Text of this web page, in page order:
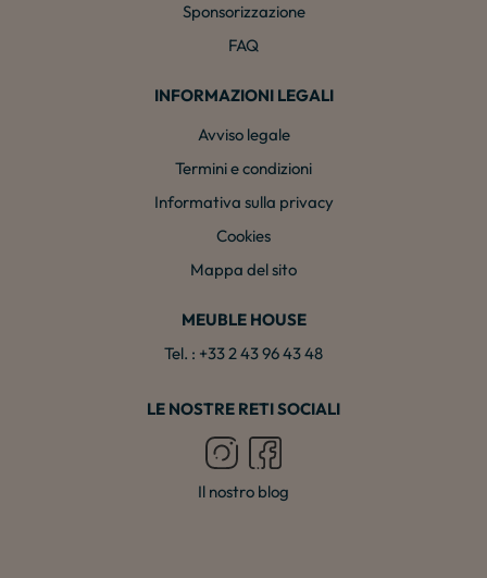
Sponsorizzazione
FAQ
INFORMAZIONI LEGALI
Avviso legale
Termini e condizioni
Informativa sulla privacy
Cookies
Mappa del sito
MEUBLE HOUSE
Tel. : +33 2 43 96 43 48
LE NOSTRE RETI SOCIALI
Il nostro blog